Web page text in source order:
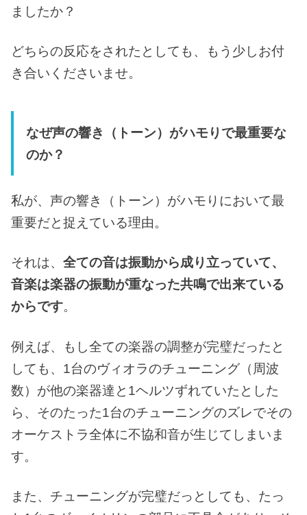
ましたか？
どちらの反応をされたとしても、もう少しお付
き合いくださいませ。
なぜ声の響き（トーン）がハモりで最重要な
のか？
私が、声の響き（トーン）がハモりにおいて最
重要だと捉えている理由。
それは、全ての音は振動から成り立っていて、
音楽は楽器の振動が重なった共鳴で出来ている
からです。
例えば、もし全ての楽器の調整が完璧だったと
しても、1台のヴィオラのチューニング（周波
数）が他の楽器達と1ヘルツずれていたとした
ら、そのたった1台のチューニングのズレでその
オーケストラ全体に不協和音が生じてしまいま
す。
また、チューニングが完璧だっとしても、たっ